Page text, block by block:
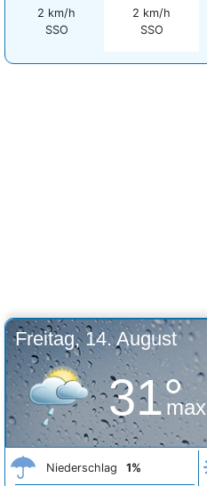
2 km/h
SSO
2 km/h
SSO
Freitag, 14. August
31°
max
Niederschlag 1%